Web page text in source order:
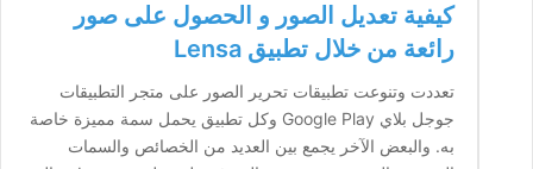
كيفية تعديل الصور و الحصول على صور
رائعة من خلال تطبيق Lensa
تعددت وتنوعت تطبيقات تحرير الصور على متجر التطبيقات
جوجل بلاي Google Play وكل تطبيق يحمل سمة مميزة خاصة
به. والبعض الآخر يجمع بين العديد من الخصائص والسمات